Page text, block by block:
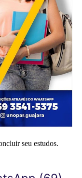
seu estudos.